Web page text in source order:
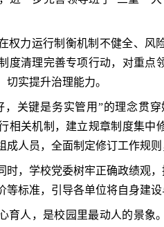
权力运行制衡机制不健全、
度清理完善专项行动，对重点
切实提升治理能力。
，关键是务实管用”的理念贯
相关机制，建立规章制度集中
成人员，全面制定修订工作规
时，学校党委树牢正确政绩观
等标准，引导各单位将自身建
育人，是校园里最动人的景象